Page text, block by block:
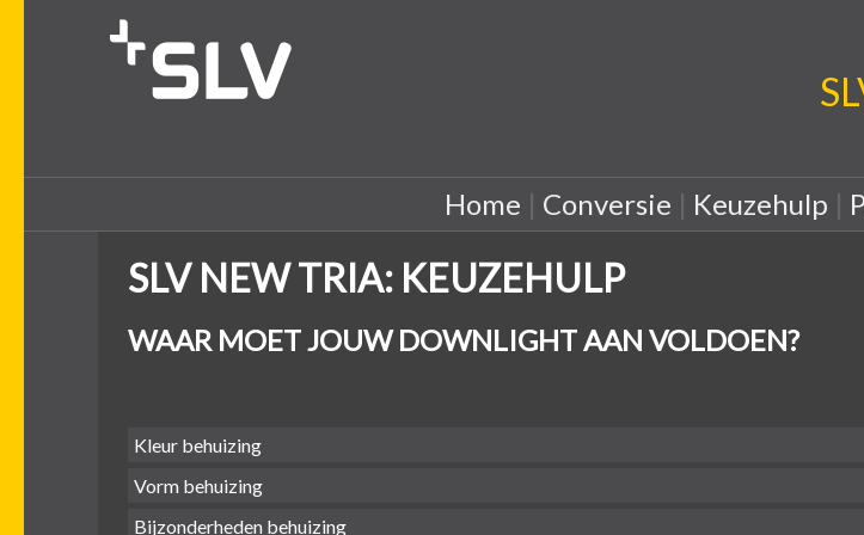
Home | Conversie | Keuzehulp |
SLV NEW TRIA: KEUZEHULP
WAAR MOET JOUW DOWNLIGHT AAN VOLDOEN?
Kleur behuizing
Vorm behuizing
Bijzonderheden behuizing